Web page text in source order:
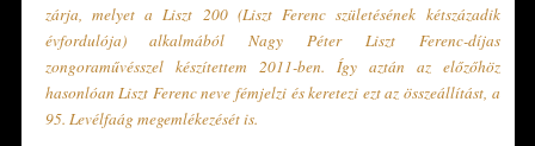
zárja, melyet a Liszt 200 (Liszt Ferenc születésének kétszázadik
évfordulója) alkalmából Nagy Péter Liszt Ferenc-díjas
zongoraművésszel készítettem 2011-ben. Így aztán az előzőhöz
hasonlóan Liszt Ferenc neve fémjelzi és keretezi ezt az összeállítást, a
95. Levélfaág megemlékezését is.